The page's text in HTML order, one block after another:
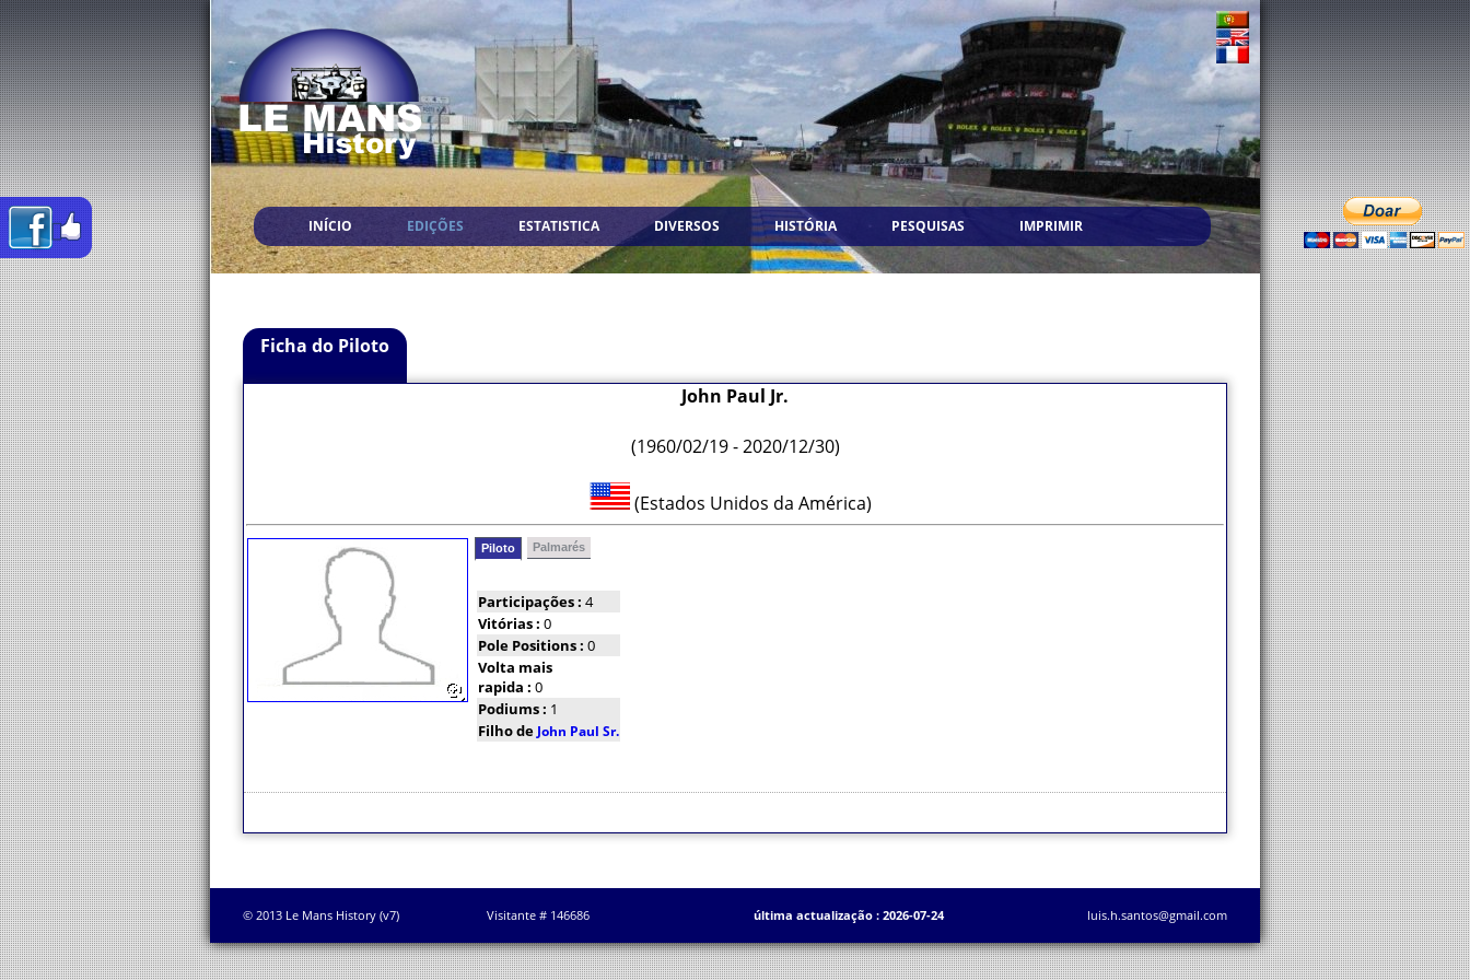
INÍCIO EDIÇÕES ESTATISTICA DIVERSOS HISTÓRIA PESQUISAS IMPRIMIR
Ficha do Piloto
John Paul Jr.
(1960/02/19 - 2020/12/30)
(Estados Unidos da América)
Piloto Palmarés
Participações : 4
Vitórias : 0
Pole Positions : 0
Volta mais
rapida : 0
Podiums : 1
Filho de John Paul Sr.
© 2013 Le Mans History (v7) Visitante # 146686 última actualização : 2026-07-24 luis.h.santos@gmail.com